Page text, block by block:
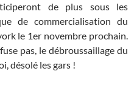
de plus sous les
de commercialisation du
le 1er novembre prochain.
pas, le débroussaillage du
désolé les gars !